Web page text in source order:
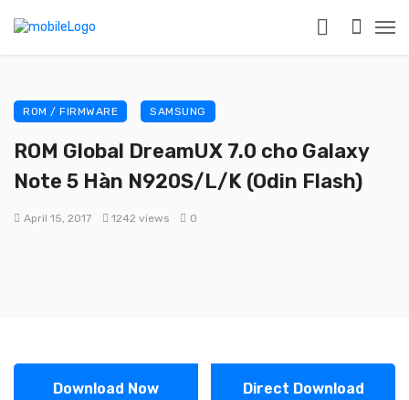
ROM / FIRMWARE SAMSUNG
ROM Global DreamUX 7.0 cho Galaxy
Note 5 Hàn N920S/L/K (Odin Flash)
April 15, 2017 1242 views 0
Download Now Direct Download